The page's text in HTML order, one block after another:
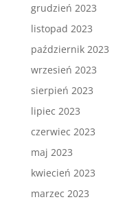
grudzień 2023
listopad 2023
październik 2023
wrzesień 2023
sierpień 2023
lipiec 2023
czerwiec 2023
maj 2023
kwiecień 2023
marzec 2023